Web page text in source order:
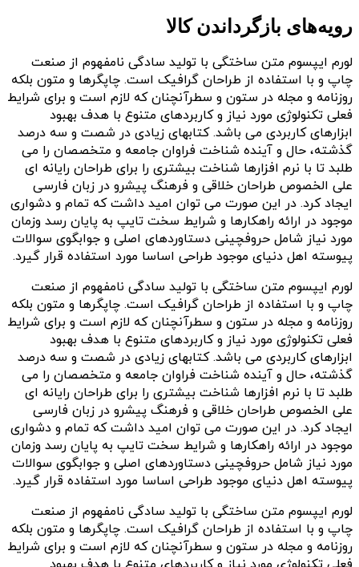
رویه‌های بازگرداندن کالا
لورم ایپسوم متن ساختگی با تولید سادگی نامفهوم از صنعت
چاپ و با استفاده از طراحان گرافیک است. چاپگرها و متون بلکه
روزنامه و مجله در ستون و سطرآنچنان که لازم است و برای شرایط
فعلی تکنولوژی مورد نیاز و کاربردهای متنوع با هدف بهبود
ابزارهای کاربردی می باشد. کتابهای زیادی در شصت و سه درصد
گذشته، حال و آینده شناخت فراوان جامعه و متخصصان را می
طلبد تا با نرم افزارها شناخت بیشتری را برای طراحان رایانه ای
علی الخصوص طراحان خلاقی و فرهنگ پیشرو در زبان فارسی
ایجاد کرد. در این صورت می توان امید داشت که تمام و دشواری
موجود در ارائه راهکارها و شرایط سخت تایپ به پایان رسد وزمان
مورد نیاز شامل حروفچینی دستاوردهای اصلی و جوابگوی سوالات
پیوسته اهل دنیای موجود طراحی اساسا مورد استفاده قرار گیرد.
لورم ایپسوم متن ساختگی با تولید سادگی نامفهوم از صنعت
چاپ و با استفاده از طراحان گرافیک است. چاپگرها و متون بلکه
روزنامه و مجله در ستون و سطرآنچنان که لازم است و برای شرایط
فعلی تکنولوژی مورد نیاز و کاربردهای متنوع با هدف بهبود
ابزارهای کاربردی می باشد. کتابهای زیادی در شصت و سه درصد
گذشته، حال و آینده شناخت فراوان جامعه و متخصصان را می
طلبد تا با نرم افزارها شناخت بیشتری را برای طراحان رایانه ای
علی الخصوص طراحان خلاقی و فرهنگ پیشرو در زبان فارسی
ایجاد کرد. در این صورت می توان امید داشت که تمام و دشواری
موجود در ارائه راهکارها و شرایط سخت تایپ به پایان رسد وزمان
مورد نیاز شامل حروفچینی دستاوردهای اصلی و جوابگوی سوالات
پیوسته اهل دنیای موجود طراحی اساسا مورد استفاده قرار گیرد.
لورم ایپسوم متن ساختگی با تولید سادگی نامفهوم از صنعت
چاپ و با استفاده از طراحان گرافیک است. چاپگرها و متون بلکه
روزنامه و مجله در ستون و سطرآنچنان که لازم است و برای شرایط